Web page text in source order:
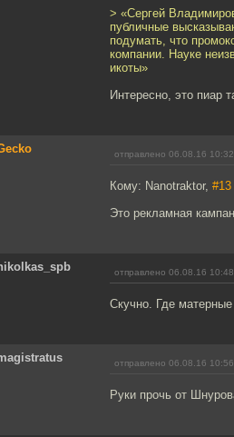
> «Сергей
публичные
подумать, что
компании. Науке
икоты»
Интересно, это пиар
отправлено 06.08.16 10:32
Кому: Nanotraktor, #13
Это рекламная
отправлено 06.08.16 10:48
Скучно. Где матерные
отправлено 06.08.16 10:56
Руки прочь от